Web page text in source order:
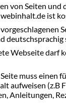
von Seiten und
ist
deutschsprachig
Webseite darf
muss einen
aufweisen (z.B
Anleitungen,